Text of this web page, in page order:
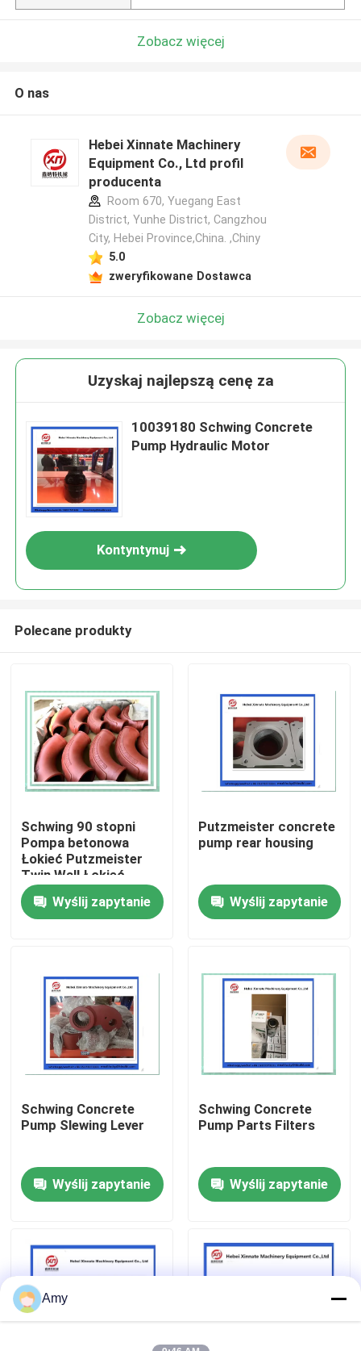
Dom
Filmy
O nas
Skontaktuj się z nami
CZĘŚCI DO POMP DO BETONU PUTZMEISTER
Części pomp betonowych Schwing
Zobacz więcej
O nas
Hebei Xinnate Machinery
Equipment Co., Ltd profil
producenta
Room 670, Yuegang East
District, Yunhe District, Cangzhou
City, Hebei Province,China. ,Chiny
5.0
zweryfikowane Dostawca
Zobacz więcej
Uzyskaj najlepszą cenę za
10039180 Schwing Concrete
Pump Hydraulic Motor
Kontyntynuj
Polecane produkty
Schwing 90 stopni
Pompa betonowa
Łokieć Putzmeister
Twin Wall Łokieć
10010479
Wyślij zapytanie
Putzmeister concrete
pump rear housing
Wyślij zapytanie
Schwing Concrete
Pump Slewing Lever
Wyślij zapytanie
Schwing Concrete
Pump Parts Filters
Wyślij zapytanie
Amy